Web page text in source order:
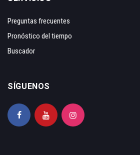
Preguntas frecuentes
Pronóstico del tiempo
Buscador
SÍGUENOS